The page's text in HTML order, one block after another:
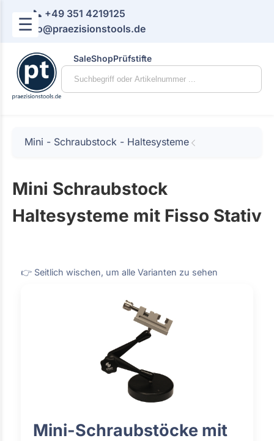
☰
📞 +49 351 4219125
📧 info@praezisionstools.de
SaleShopPrüfstifte
Mini - Schraubstock - Haltesysteme
Mini Schraubstock
Haltesysteme mit Fisso Stativ
👉 Seitlich wischen, um alle Varianten zu sehen
Mini-Schraubstöcke mit